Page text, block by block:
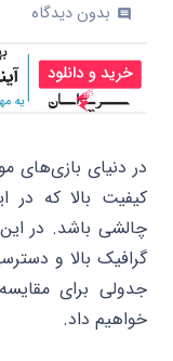
comments بدون دیدگاه
در دنیای بازی‌های
کیفیت بالا که در
گرافیک بالا و
جدولی برای
خواهیم داد.​